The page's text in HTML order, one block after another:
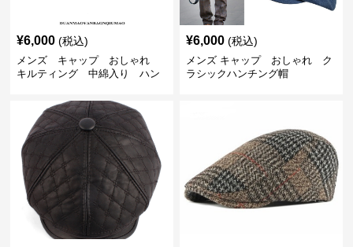
¥6,000 (税込)
メンズ キャップ おしゃれ
キルティング 中綿入り ハン
¥6,000 (税込)
メンズ キャップ おしゃれ ク
ラシックハンチング帽